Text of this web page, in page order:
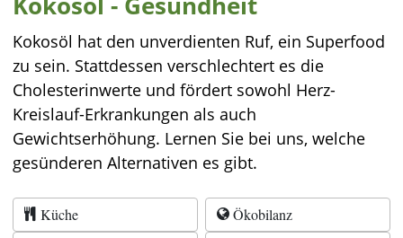
Kokosöl hat den unverdienten Ruf, ein Superfood
zu sein. Stattdessen verschlechtert es die
Cholesterinwerte und fördert sowohl Herz-
Kreislauf-Erkrankungen als auch
Gewichtserhöhung. Lernen Sie bei uns, welche
gesünderen Alternativen es gibt.
Küche
Ökobilanz